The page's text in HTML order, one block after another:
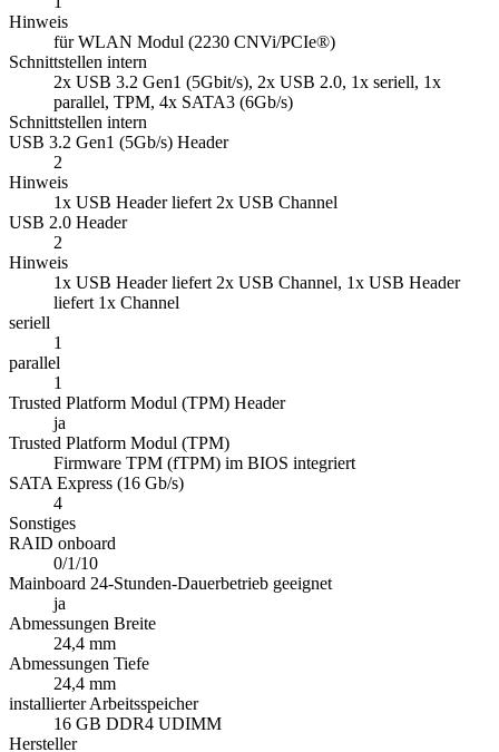
Hinweis
für WLAN Modul (2230 CNVi/PCIe®)
Schnittstellen intern
2x USB 3.2 Gen1 (5Gbit/s), 2x USB 2.0, 1x seriell, 1x
parallel, TPM, 4x SATA3 (6Gb/s)
Schnittstellen intern
USB 3.2 Gen1 (5Gb/s) Header
2
Hinweis
1x USB Header liefert 2x USB Channel
USB 2.0 Header
2
Hinweis
1x USB Header liefert 2x USB Channel, 1x USB Header
liefert 1x Channel
seriell
1
parallel
1
Trusted Platform Modul (TPM) Header
ja
Trusted Platform Modul (TPM)
Firmware TPM (fTPM) im BIOS integriert
SATA Express (16 Gb/s)
4
Sonstiges
RAID onboard
0/1/10
Mainboard 24-Stunden-Dauerbetrieb geeignet
ja
Abmessungen Breite
24,4 mm
Abmessungen Tiefe
24,4 mm
installierter Arbeitsspeicher
16 GB DDR4 UDIMM
Hersteller